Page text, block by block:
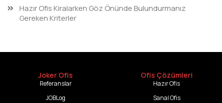
Hazır Ofis Kiralarken Göz Önünde Bulundurmanız
Gereken Kriterler
Joker Ofis
Referanslar
JOBLog
Ofis Çözümleri
Hazır Ofis
Sanal Ofis